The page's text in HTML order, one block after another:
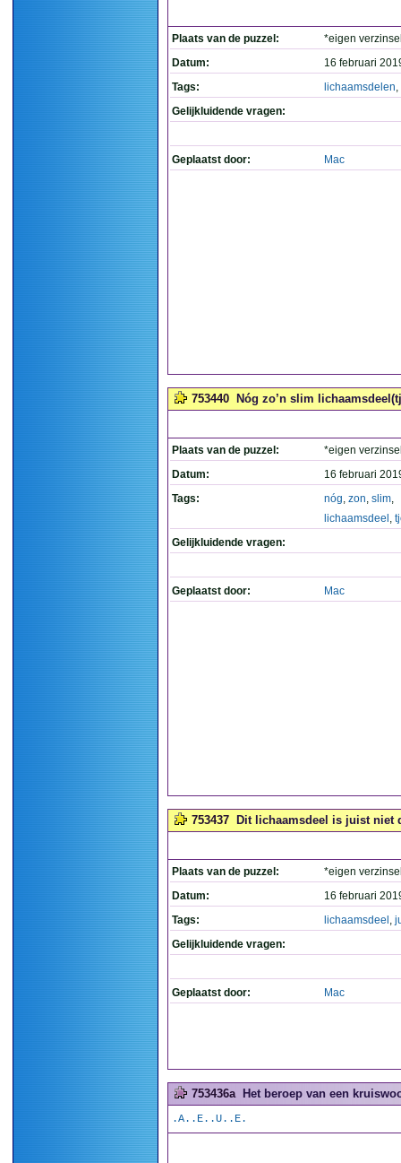
Plaats van de puzzel:
*eigen
Datum:
16 februari
Tags:
lichaamsdelen,
Gelijkluidende vragen:
Geplaatst door: Mac
753440 Nóg zo’n slim
Plaats van de puzzel:
*eigen
Datum:
16 februari
Tags:
nóg, zon, slim,
lichaamsdeel ,
Gelijkluidende vragen:
Geplaatst door: Mac
753437 Dit lichaamsdeel is juist niet
Plaats van de puzzel:
*eigen
Datum:
16 februari
Tags:
lichaamsdeel ,
Gelijkluidende vragen:
Geplaatst door: Mac
753436a Het beroep van een
.A..E..U..E.